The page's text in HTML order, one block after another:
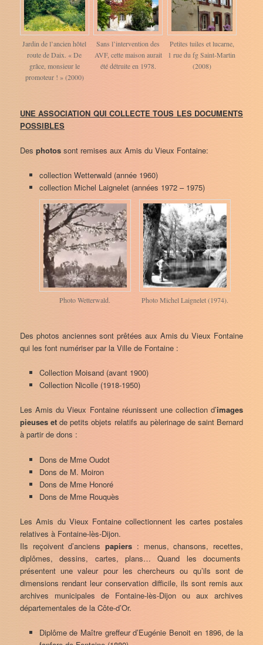
Jardin de l’ancien hôtel
route de Daix. « De
grâce, monsieur le
promoteur ! » (2000)
Sans l’intervention des
AVF, cette maison aurait
été détruite en 1978.
Petites tuiles et lucarne,
1 rue du fg Saint-Martin
(2008)
UNE ASSOCIATION QUI COLLECTE TOUS LES DOCUMENTS
POSSIBLES
Desphotos sont remises aux Amis du Vieux Fontaine:
collection Wetterwald (année 1960)
collection Michel Laignelet (années 1972 – 1975)
Photo Wetterwald. Photo Michel Laignelet (1974).
Des photos anciennes sont prêtées aux Amis du Vieux Fontaine
qui les font numériser par la Ville de Fontaine :
Collection Moisand (avant 1900)
Collection Nicolle (1918-1950)
Les Amis du Vieux Fontaine réunissent une collection d’images
pieuses etde petits objets relatifs au pèlerinage de saint Bernard
à partir de dons :
Dons de Mme Oudot
Dons de M. Moiron
Dons de Mme Honoré
Dons de Mme Rouquès
Les Amis du Vieux Fontaine collectionnent les cartes postales
relatives à Fontaine-lès-Dijon.
Ils reçoivent d’ancienspapiers : menus, chansons, recettes,
diplômes, dessins, cartes, plans… Quand les documents
présentent une valeur pour les chercheurs ou qu’ils sont de
dimensions rendant leur conservation difficile, ils sont remis aux
archives municipales de Fontaine-lès-Dijon ou aux archives
départementales de la Côte-d’Or.
Diplôme de Maître greffeur d’Eugénie Benoit en 1896, de la